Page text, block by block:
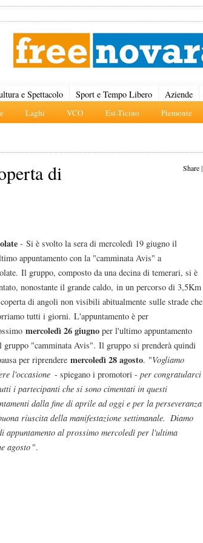
Laghi VCO Est-Ticino Piemonte
e Spettacolo Sport e Tempo Libero Aziende
Share|
di
- Si è svolto la sera di mercoledì 19 giugno il
appuntamento con la "camminata Avis" a
Il gruppo, composto da una decina di temerari, si è
nonostante il grande caldo, in un percorso di 3,5Km
di angoli non visibili abitualmente sulle strade che
tutti i giorni. L'appuntamento è per
mercoledì 26 giugno per l'ultimo appuntamento
gruppo "camminata Avis". Il gruppo si prenderà quindi
per riprendere mercoledì 28 agosto. "Vogliamo
l'occasione - spiegano i promotori - per congratularci
i partecipanti che si sono cimentati in questi
dalla fine di aprile ad oggi e per la perseveranza
riuscita della manifestazione settimanale. Diamo
appuntamento al prossimo mercoledì per l'ultima
agosto ".